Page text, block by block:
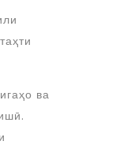
ва